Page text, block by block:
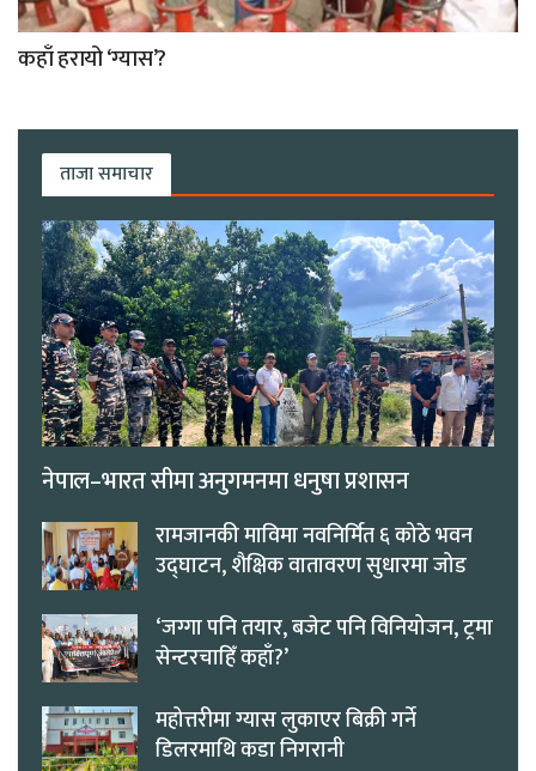
कहाँ हरायो ‘ग्यास’?
ताजा समाचार
नेपाल–भारत सीमा अनुगमनमा धनुषा प्रशासन
रामजानकी माविमा नवनिर्मित ६ कोठे भवन
उद्घाटन, शैक्षिक वातावरण सुधारमा जोड
‘जग्गा पनि तयार, बजेट पनि विनियोजन, ट्रमा
सेन्टरचाहिँ कहाँ?’
महोत्तरीमा ग्यास लुकाएर बिक्री गर्ने
डिलरमाथि कडा निगरानी